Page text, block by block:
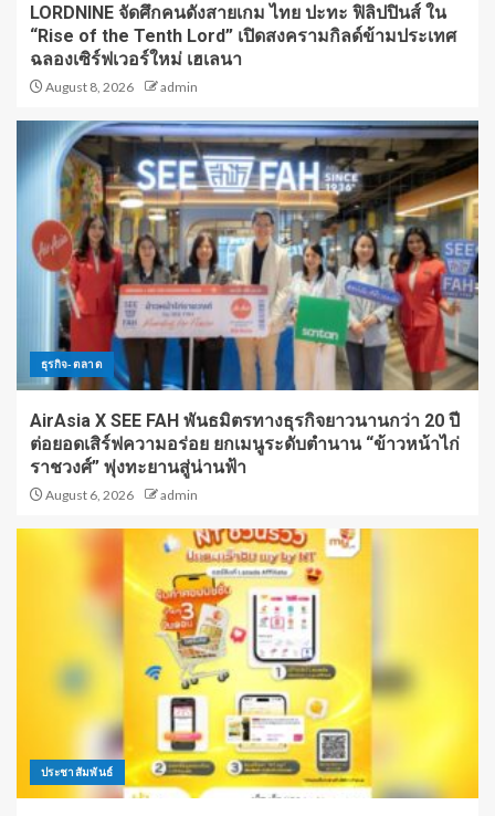
LORDNINE จัดศึกคนดังสายเกม ไทย ปะทะ ฟิลิปปินส์ ใน
“Rise of the Tenth Lord” เปิดสงครามกิลด์ข้ามประเทศ
ฉลองเซิร์ฟเวอร์ใหม่ เฮเลนา
August 8, 2026 admin
ธุรกิจ-ตลาด
AirAsia X SEE FAH พันธมิตรทางธุรกิจยาวนานกว่า 20 ปี
ต่อยอดเสิร์ฟความอร่อย ยกเมนูระดับตำนาน “ข้าวหน้าไก่
ราชวงศ์” พุ่งทะยานสู่น่านฟ้า
August 6, 2026 admin
ประชาสัมพันธ์